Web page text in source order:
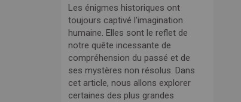
Les énigmes historiques ont
toujours captivé l'imagination
humaine. Elles sont le reflet de
notre quête incessante de
compréhension du passé et de
ses mystères non résolus. Dans
cet article, nous allons explorer
certaines des plus grandes